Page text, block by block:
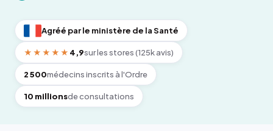
Agréé par le ministère de la Santé
★★★★★ 4,9sur les stores (125k avis)
2 500médecins inscrits à l'Ordre
10 millionsde consultations